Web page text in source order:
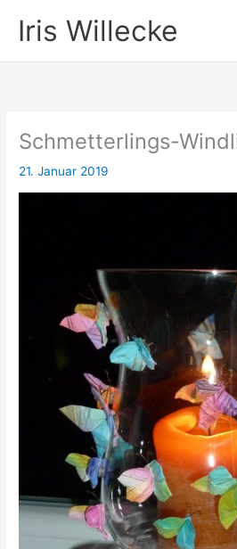
InhaltIris Willecke
Schmetterlings-
21. Januar 2019